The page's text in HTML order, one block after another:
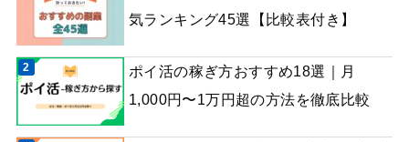
気ランキング45選【比較表付き】
ポイ活の稼ぎ方おすすめ18選｜月
1,000円〜1万円超の方法を徹底比較